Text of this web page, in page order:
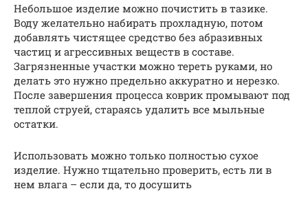
Небольшое изделие можно почистить в тазике.
Воду желательно набирать прохладную, потом
добавлять чистящее средство без абразивных
частиц и агрессивных веществ в составе.
Загрязненные участки можно тереть руками, но
делать это нужно предельно аккуратно и нерезко.
После завершения процесса коврик промывают под
теплой струей, стараясь удалить все мыльные
остатки.
Использовать можно только полностью сухое
изделие. Нужно тщательно проверить, есть ли в
нем влага – если да, то досушить